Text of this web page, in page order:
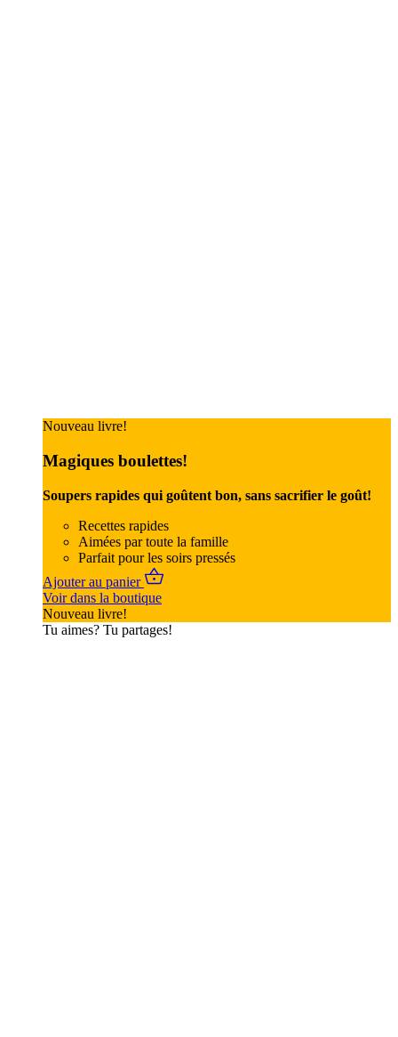
Nouveau livre!
Magiques boulettes!
Soupers rapides qui goûtent bon, sans sacrifier le goût!
Recettes rapides
Aimées par toute la famille
Parfait pour les soirs pressés
Ajouter au panier
Voir dans la boutique
Nouveau livre!
Tu aimes? Tu partages!